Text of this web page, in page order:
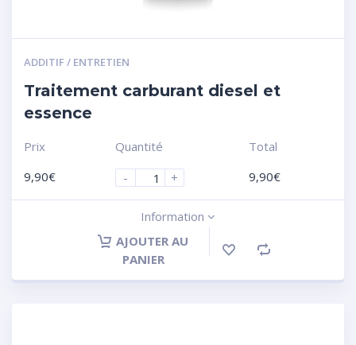
ADDITIF / ENTRETIEN
Traitement carburant diesel et
essence
Prix
9,90€
Quantité
-
+
Total
9,90€
Information
AJOUTER AU
PANIER